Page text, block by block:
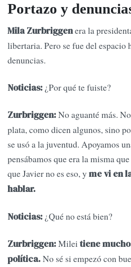
Portazo y
Mila Zurbriggenera la
libertaria. Pero se fue del espacio
denuncias.
Noticias: ¿Por qué te fuiste?
Zurbriggen:No aguanté más.
plata, como dicen algunos, sino
se usó a la juventud. Apoyamos
pensábamos que era la misma
que Javier no es eso, y me vi en
hablar.
Noticias: ¿Qué no está bien?
Zurbriggen:Milei tiene
política.No sé si empezó con